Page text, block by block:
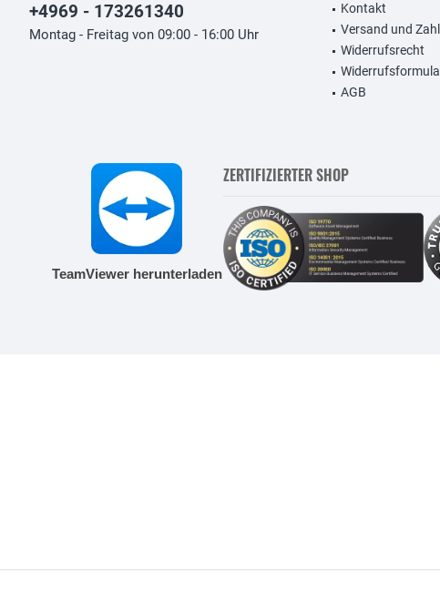
+4969 - 173261340
Montag - Freitag von 09:00 - 16:00 Uhr
Kontakt
Versand und
Widerrufsrecht
AGB
TeamViewer herunterladen
ZERTIFIZIERTER SHOP